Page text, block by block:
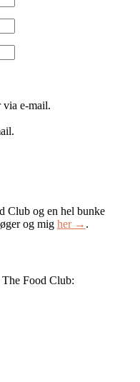
via e-mail.
Club og en hel bunke
og mig her → .
Food Club: